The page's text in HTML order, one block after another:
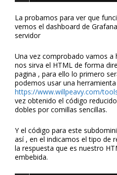
La probamos para ver que
vemos el dashboard de
servidor
Una vez comprobado vamos a
nos sirva el HTML de forma
pagina , para ello lo primero
podemos usar una
https://www.willpeavy.com/
vez obtenido el código
dobles por comillas sencillas.
Y el código para este
así , en el indicamos el tipo de
la respuesta que es nuestro
embebida.